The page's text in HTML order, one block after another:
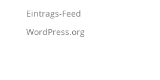
Eintrags-Feed
WordPress.org